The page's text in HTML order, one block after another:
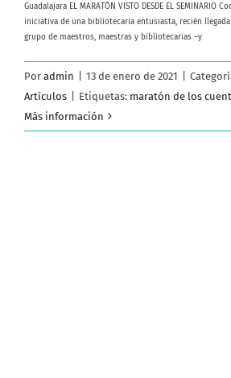
Guadalajara EL MARATÓN VISTO DESDE EL SEMINARIO
iniciativa de una bibliotecaria entusiasta, recién llegada
grupo de maestros, maestras y bibliotecarias –y
Por admin 13 de enero de 2021
Artículos
Etiquetas: maratón de los
Más información